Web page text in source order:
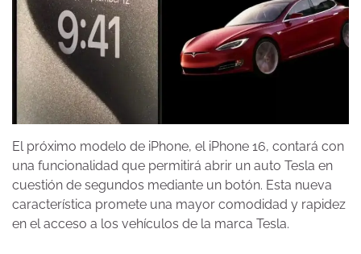
El próximo modelo de iPhone, el iPhone 16, contará con
una funcionalidad que permitirá abrir un auto Tesla en
cuestión de segundos mediante un botón. Esta nueva
característica promete una mayor comodidad y rapidez
en el acceso a los vehículos de la marca Tesla.